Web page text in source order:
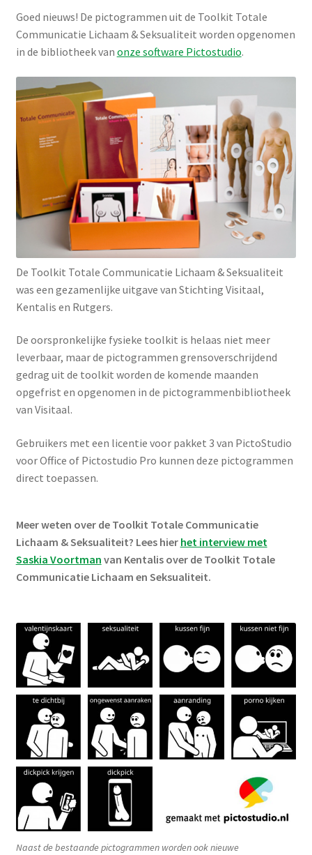
Stappenplannen verpleging, mantelzorg en verzorging
Fotostappers
Toolkit Lichaam en seksualiteit
Pictoverhalen, voorleesboekjes met picotogrammen
PictoWenskaarten
Media
Pictogrammen
Werken met pictogrammen
Actueel
Goed nieuws! De pictogrammen uit de Toolkit Totale
Communicatie Lichaam & Seksualiteit worden opgenomen
in de bibliotheek van onze software Pictostudio.
De Toolkit Totale Communicatie Lichaam & Seksualiteit
was een gezamenlijke uitgave van Stichting Visitaal,
Kentalis en Rutgers.
De oorspronkelijke fysieke toolkit is helaas niet meer
leverbaar, maar de pictogrammen grensoverschrijdend
gedrag uit de toolkit worden de komende maanden
opgefrist en opgenomen in de pictogrammenbibliotheek
van Visitaal.
Gebruikers met een licentie voor pakket 3 van PictoStudio
voor Office of Pictostudio Pro kunnen deze pictogrammen
direct toepassen.
Meer weten over de Toolkit Totale Communicatie
Lichaam & Seksualiteit? Lees hier het interview met
Saskia Voortman van Kentalis over de Toolkit Totale
Communicatie Lichaam en Seksualiteit.
Naast de bestaande pictogrammen worden ook nieuwe